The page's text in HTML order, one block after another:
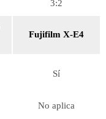
3:2
Fujifilm X-E4
Sí
No aplica